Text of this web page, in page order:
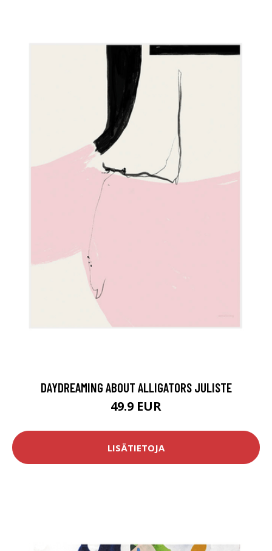
DAYDREAMING ABOUT ALLIGATORS JULISTE
49.9 EUR
LISÄTIETOJA